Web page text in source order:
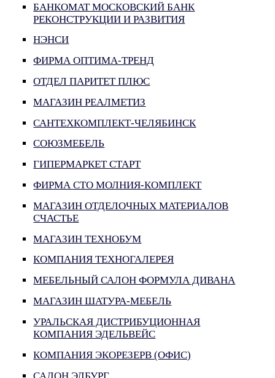
БАНКОМАТ МОСКОВСКИЙ БАНК
РЕКОНСТРУКЦИИ И РАЗВИТИЯ
НЭНСИ
ФИРМА ОПТИМА-ТРЕНД
ОТДЕЛ ПАРИТЕТ ПЛЮС
МАГАЗИН РЕАЛМЕТИЗ
САНТЕХКОМПЛЕКТ-ЧЕЛЯБИНСК
СОЮЗМЕБЕЛЬ
ГИПЕРМАРКЕТ СТАРТ
ФИРМА СТО МОЛНИЯ-КОМПЛЕКТ
МАГАЗИН ОТДЕЛОЧНЫХ МАТЕРИАЛОВ
СЧАСТЬЕ
МАГАЗИН ТЕХНОБУМ
КОМПАНИЯ ТЕХНОГАЛЕРЕЯ
МЕБЕЛЬНЫЙ САЛОН ФОРМУЛА ДИВАНА
МАГАЗИН ШАТУРА-МЕБЕЛЬ
УРАЛЬСКАЯ ДИСТРИБУЦИОННАЯ
КОМПАНИЯ ЭДЕЛЬВЕЙС
КОМПАНИЯ ЭКОРЕЗЕРВ (ОФИС)
САЛОН ЭЛБУРГ